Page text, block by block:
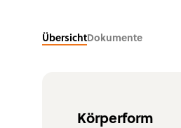
ÜbersichtDokumente
Körperform